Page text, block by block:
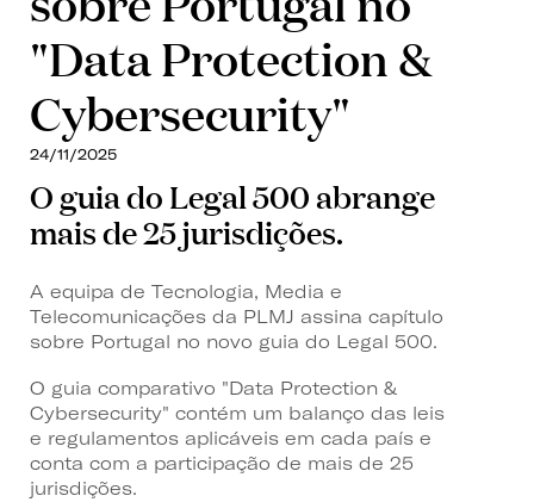
"Data Protection &
Cybersecurity"
24/11/2025
O guia do Legal 500 abrange
mais de 25 jurisdições.
A equipa de Tecnologia, Media e
Telecomunicações da PLMJ assina capítulo
sobre Portugal no novo guia do Legal 500.
O guia comparativo "Data Protection &
Cybersecurity" contém um balanço das leis
e regulamentos aplicáveis em cada país e
conta com a participação de mais de 25
jurisdições.